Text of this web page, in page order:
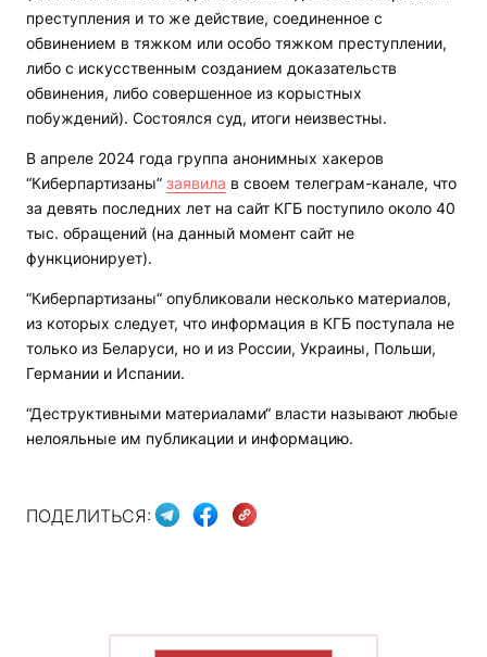
преступления и то же действие, соединенное с
обвинением в тяжком или особо тяжком преступлении,
либо с искусственным созданием доказательств
обвинения, либо совершенное из корыстных
побуждений). Состоялся суд, итоги неизвестны.
В апреле 2024 года группа анонимных хакеров
“Киберпартизаны” заявила в своем телеграм-канале, что
за девять последних лет на сайт КГБ поступило около 40
тыс. обращений (на данный момент сайт не
функционирует).
“Киберпартизаны“ опубликовали несколько материалов,
из которых следует, что информация в КГБ поступала не
только из Беларуси, но и из России, Украины, Польши,
Германии и Испании.
“Деструктивными материалами“ власти называют любые
нелояльные им публикации и информацию.
ПОДЕЛИТЬСЯ: